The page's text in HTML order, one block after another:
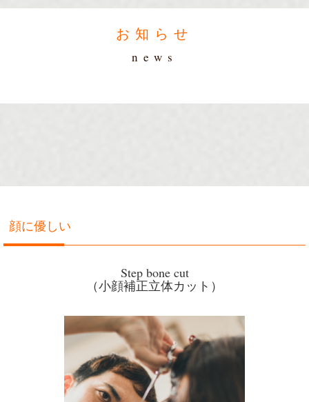
お知らせ
news
顔に優しい
Step bone cut
（小顔補正立体カット）